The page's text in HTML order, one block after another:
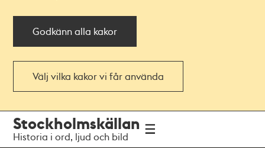
Godkänn alla kakor
Välj vilka kakor vi får använda
navigationen
huvudinnehållet
Stockholmskällan
Historia i ord, ljud och bild